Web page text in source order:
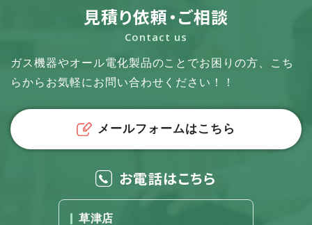
見積り依頼・ご相談
Contact us
ガス機器やオール電化製品のことでお困りの方、
こち
らからお気軽にお問い合わせください！！
メールフォームはこちら
お電話はこちら
草津店